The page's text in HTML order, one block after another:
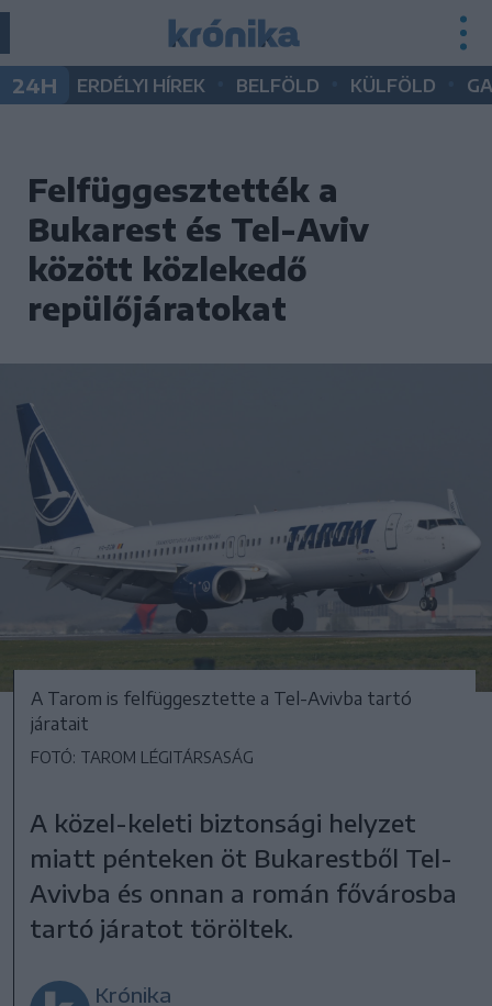
24H ERDÉLYI HÍREK BELFÖLD KÜLFÖLD
Felfüggesztették a
Bukarest és Tel-Aviv
között közlekedő
repülőjáratokat
A Tarom is felfüggesztette a Tel-Avivba tartó
járatait
FOTÓ: TAROM LÉGITÁRSASÁG
A közel-keleti biztonsági helyzet
miatt pénteken öt Bukarestből Tel-
Avivba és onnan a román fővárosba
tartó járatot töröltek.
Krónika